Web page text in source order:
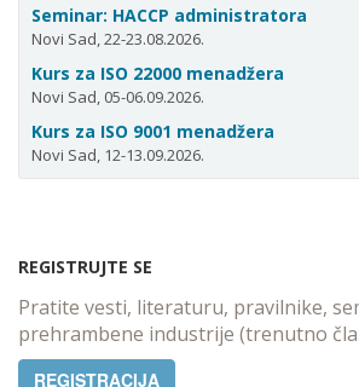
Seminar: HACCP administratora
Novi Sad, 22-23.08.2026.
Kurs za ISO 22000 menadžera
Novi Sad, 05-06.09.2026.
Kurs za ISO 9001 menadžera
Novi Sad, 12-13.09.2026.
REGISTRUJTE SE
Pratite vesti, literaturu, pravilnike,
prehrambene industrije (trenutno
REGISTRACIJA